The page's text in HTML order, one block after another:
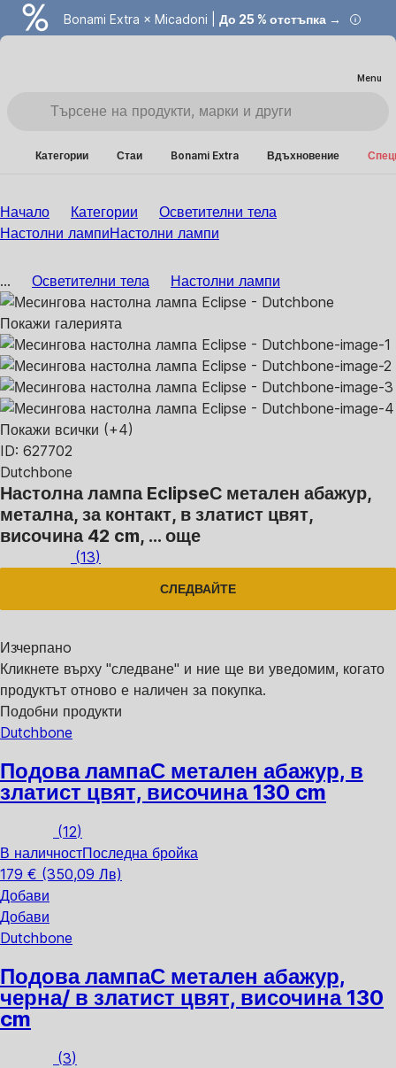
Bonami Extra × Micadoni | До 25 % отстъпка →
Menu
Категории Стаи Bonami Extra Вдъхновение
Начало Категории
Осветителни тела
Настолни лампиНастолни лампи
... Осветителни тела Настолни лампи
Покажи галерията
Покажи всички (+4)
ID: 627702
Dutchbone
Настолна лампа EclipseС метален абажур,
метална, за контакт, в златист цвят,
височина 42 cm, … още
(13)
СЛЕДВАЙТЕ
Изчерпанo
Кликнете върху "следване" и ние ще ви уведомим, когато
продуктът отново е наличен за покупка.
Подобни продукти
Dutchbone
Подова лампаС метален абажур, в
златист цвят, височина 130 cm
(12)
В наличностПоследна бройка
179 € (350,09 Лв)
Добави
Добави
Dutchbone
Подова лампаС метален абажур,
черна/ в златист цвят, височина 130
cm
(3)